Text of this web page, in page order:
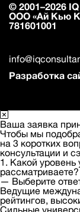
© 2001–2026
ООО «Ай Кью
781601001
Разработка
Ваша заявка
Чтобы мы
на 3 коротких
консультации и
1. Какой
рассматриваете?
— Выберите
Ведущие
рейтингов,